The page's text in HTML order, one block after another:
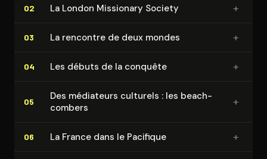
02 La London Missionary Society +
03 La rencontre de deux mondes +
04 Les débuts de la conquête +
05
Des médiateurs culturels : les bea­ch­
com­bers
+
06 La France dans le Pacifique +